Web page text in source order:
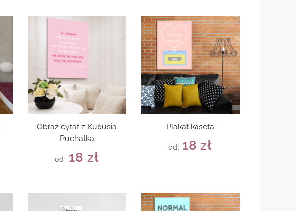
Obraz cytat z Kubusia
Puchatka
od: 18zł
Plakat kaseta
od: 18zł